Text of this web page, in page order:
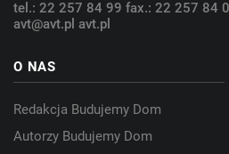
tel.: 22 257 84 99 fax.: 22 257 84
avt@avt.pl avt.pl
O NAS
Redakcja Budujemy Dom
Autorzy Budujemy Dom